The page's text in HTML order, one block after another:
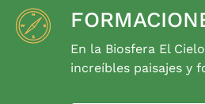
En la Biosfera El
increíbles paisajes y